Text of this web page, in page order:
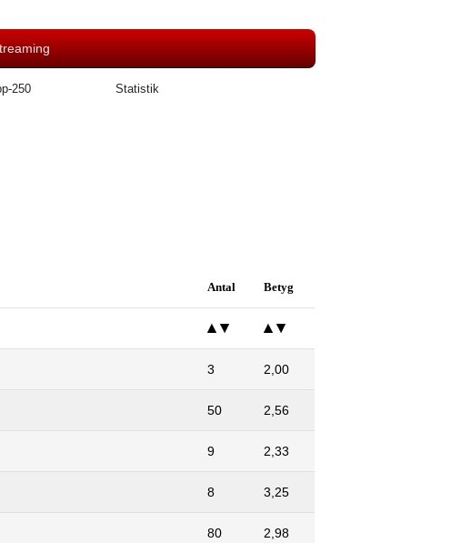
250 Statistik
Antal Betyg
3 2,00
50 2,56
9 2,33
8 3,25
80 2,98